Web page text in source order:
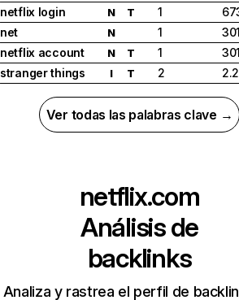
netflix login
N T 1
net
N 1
netflix account
N T 1
stranger things
I T 2
Ver todas las palabras clave →
netflix.com
Análisis de
backlinks
Analiza y rastrea el perfil de